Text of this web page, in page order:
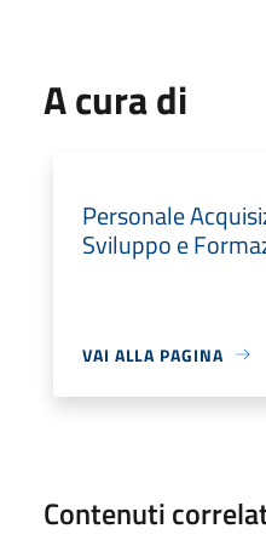
A cura di
Personale
Sviluppo e
VAI ALLA PAGINA
Contenuti